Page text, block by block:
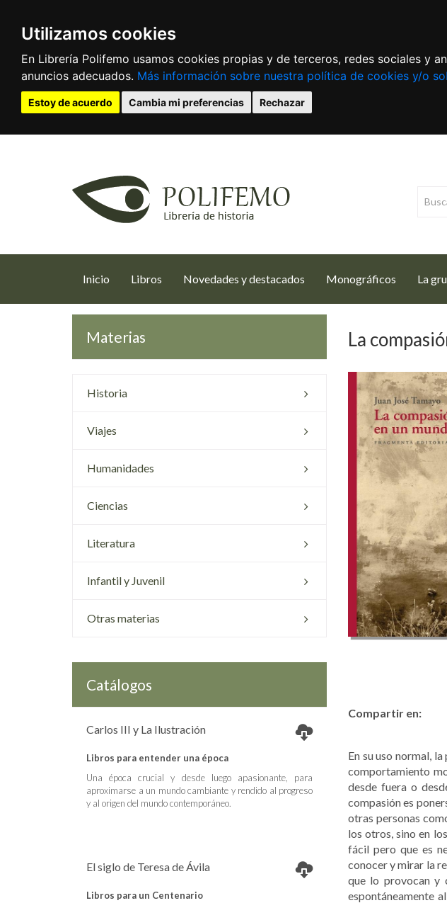
Utilizamos cookies
En Librería Polifemo usamos cookies propias y de terceros, redes sociales y
anuncios adecuados. Más información sobre nuestra política de cookies y/o
Estoy de acuerdo Cambia mi preferencias Rechazar
Inicio (current)
Libros Novedades y destacados Monográficos La
Materias
Historia
Viajes
Humanidades
Ciencias
Literatura
Infantil y Juvenil
Otras materias
Catálogos
Carlos III y La Ilustración
Libros para entender una época
Una época crucial y desde luego apasionante, para
aproximarse a un mundo cambiante y rendido al progreso
y al origen del mundo contemporáneo.
El siglo de Teresa de Ávila
Libros para un Centenario
La
Compartir en:
En su uso normal,
comportamiento
desde fuera o
compasión es
otras personas
los otros, sino en
fácil pero que es
conocer y mirar la
que lo provocan y
espontáneamente